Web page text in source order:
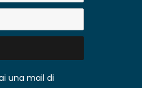
una mail di